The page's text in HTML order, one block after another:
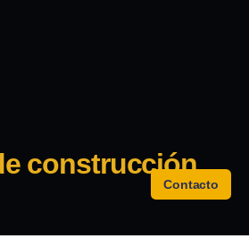
Contacto
construcción